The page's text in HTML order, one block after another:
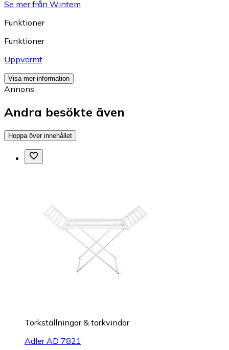
Se mer från Wintem
Funktioner
Funktioner
Uppvärmt
Visa mer information
Annons
Andra besökte även
Hoppa över innehållet
Torkställningar & torkvindor
Adler AD 7821